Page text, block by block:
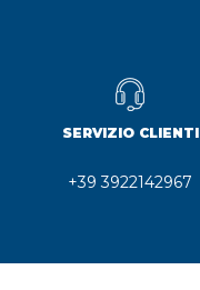
SERVIZIO CLIENTI
+39 3922142967